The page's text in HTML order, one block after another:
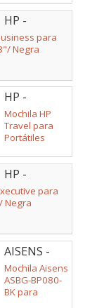
Negra
HP -
3E2U5UT
para
Negra
HP -
6H2D8AA
Mochila HP
Travel para
Portátiles
Gris
HP -
6B8Y1UT
para
Negra
AISENS -
ASBG-
BP080-BK
Mochila Aisens
ASBG-BP080-
BK para